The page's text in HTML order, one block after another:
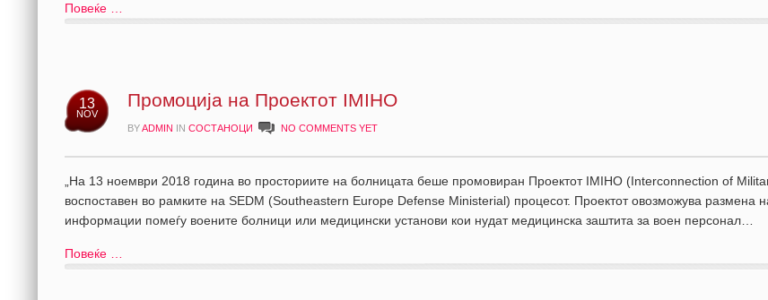
Повеќе …
13
NOV
Промоција на Проектот IMIHO
BYADMIN IN СОСТАНОЦИ NO COMMENTS YET
„На 13 ноември 2018 година во просториите на болницата беше промовиран Проектот IMIHO (Interconnection of
воспоставен во рамките на SEDM (Southeastern Europe Defense Ministerial) процесот. Проектот овозможува размена
информации помеѓу воените болници или медицински установи кои нудат медицинска заштита за
Повеќе …